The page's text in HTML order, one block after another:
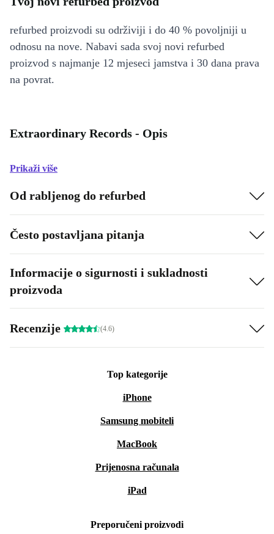
refurbed proizvodi su održiviji i do 40 % povoljniji u
odnosu na nove. Nabavi sada svoj novi refurbed
proizvod s najmanje 12 mjeseci jamstva i 30 dana prava
na povrat.
Extraordinary Records - Opis
Prikaži više
Od rabljenog do refurbed
Često postavljana pitanja
Informacije o sigurnosti i sukladnosti
proizvoda
Recenzije (4.6)
Top kategorije
iPhone
Samsung mobiteli
MacBook
Prijenosna računala
iPad
Preporučeni proizvodi